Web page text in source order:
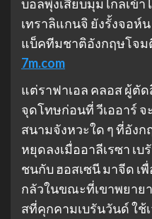
บอลพุ่งเสียบมุมไกลเข้า
เทราลิแกนจิ ยังรั้งจอห์
แบ็คทีมชาติอังกฤษโจม
7m.com
แต่ราฟาเอล คลอส ผู้ตั
จุดโทษก่อนที่ วีเออาร์
สนามจังหวะใด ๆ ที่อัง
หยุดลงเมื่ออาลีเรซา เ
ชนกับ ฮอสเซนี มาจีด เ
กลัวในขณะที่เขาพยาย
สที่คุกคามเบรันวันด์ ใช้